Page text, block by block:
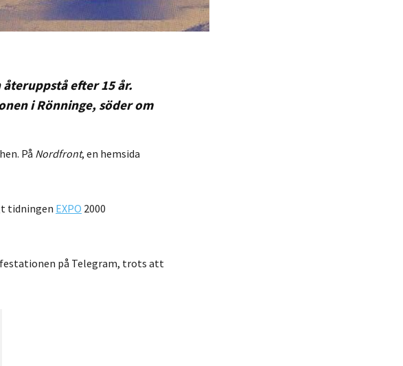
efter 15 år.
i Rönninge, söder om
På Nordfront, en hemsida
tidningen EXPO 2000
på Telegram, trots att